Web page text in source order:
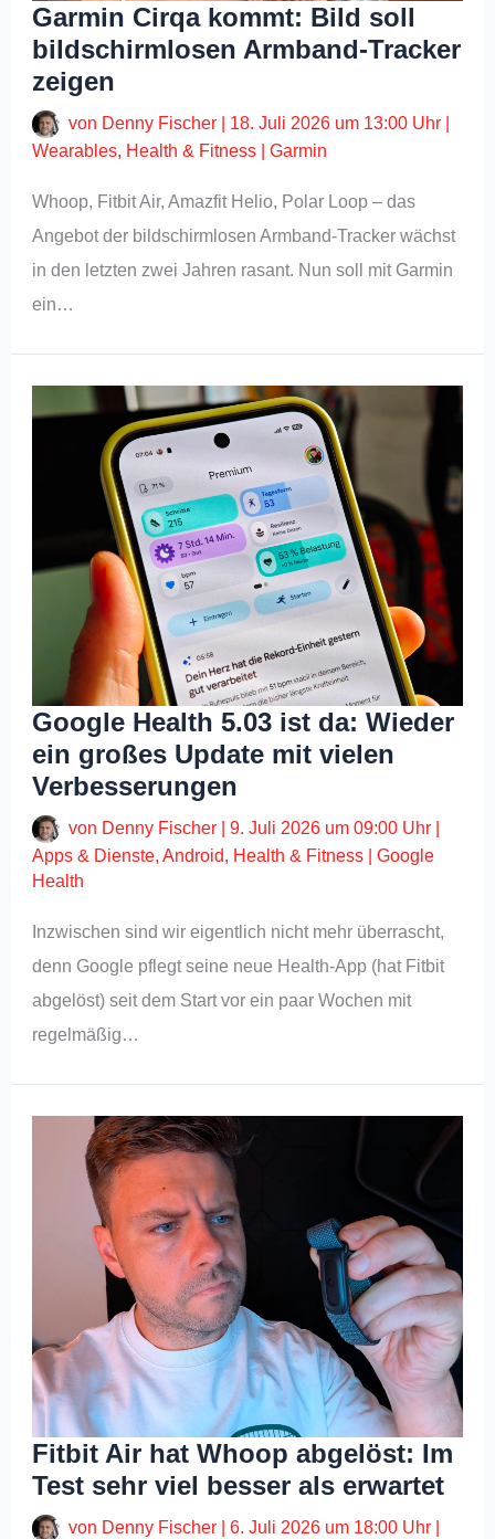
Garmin Cirqa kommt: Bild soll
bildschirmlosen Armband-Tracker
zeigen
von Denny Fischer 18. Juli 2026 um 13:00 Uhr
Wearables, Health & Fitness |Garmin
Whoop, Fitbit Air, Amazfit Helio, Polar Loop – das
Angebot der bildschirmlosen Armband-Tracker wächst
in den letzten zwei Jahren rasant. Nun soll mit Garmin
ein…
Google Health 5.03 ist da: Wieder
ein großes Update mit vielen
Verbesserungen
von Denny Fischer |9. Juli 2026 um 09:00 Uhr
Apps & Dienste,Android, Health & Fitness |Google
Health
Inzwischen sind wir eigentlich nicht mehr überrascht,
denn Google pflegt seine neue Health-App (hat Fitbit
abgelöst) seit dem Start vor ein paar Wochen mit
regelmäßig…
Fitbit Air hat Whoop abgelöst: Im
Test sehr viel besser als erwartet
von Denny Fischer |6. Juli 2026 um 18:00 Uhr